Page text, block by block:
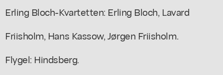
Erling Bloch-Kvartetten: Erling Bloch, Lavard
Friisholm, Hans Kassow, Jørgen Friisholm.
Flygel: Hindsberg.